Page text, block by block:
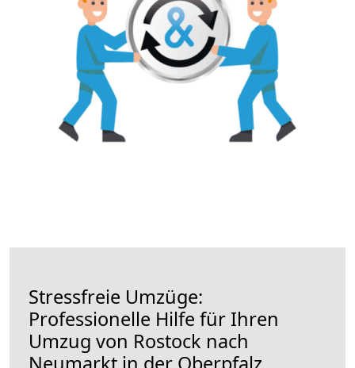
Stressfreie Umzüge:
Professionelle Hilfe für Ihren
Umzug von Rostock nach